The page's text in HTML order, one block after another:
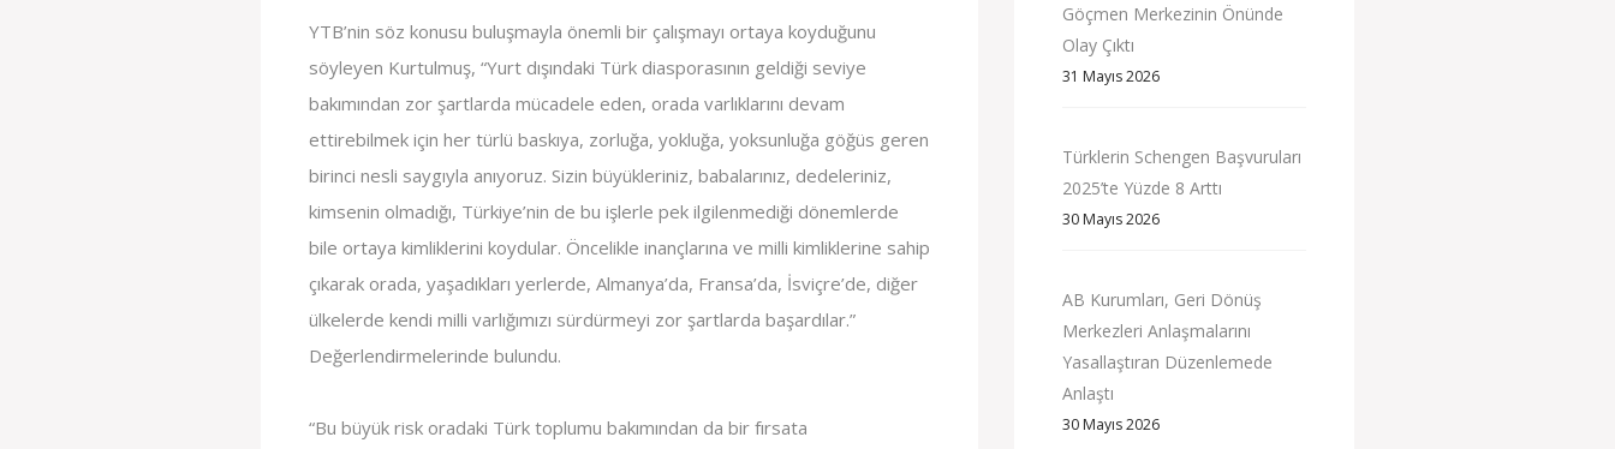
YTB’nin söz konusu buluşmayla önemli bir çalışmayı ortaya koyduğunu
söyleyen Kurtulmuş, “Yurt dışındaki Türk diasporasının geldiği seviye
bakımından zor şartlarda mücadele eden, orada varlıklarını devam
ettirebilmek için her türlü baskıya, zorluğa, yokluğa, yoksunluğa göğüs geren
birinci nesli saygıyla anıyoruz. Sizin büyükleriniz, babalarınız, dedeleriniz,
kimsenin olmadığı, Türkiye’nin de bu işlerle pek ilgilenmediği dönemlerde
bile ortaya kimliklerini koydular. Öncelikle inançlarına ve milli kimliklerine sahip
çıkarak orada, yaşadıkları yerlerde, Almanya’da, Fransa’da, İsviçre’de, diğer
ülkelerde kendi milli varlığımızı sürdürmeyi zor şartlarda başardılar.”
Değerlendirmelerinde bulundu.
“Bu büyük risk oradaki Türk toplumu bakımından da bir fırsata
Göçmen Merkezinin Önünde
Olay Çıktı
31 Mayıs 2026
Türklerin Schengen Başvuruları
2025’te Yüzde 8 Arttı
30 Mayıs 2026
AB Kurumları, Geri Dönüş
Merkezleri Anlaşmalarını
Yasallaştıran Düzenlemede
Anlaştı
30 Mayıs 2026